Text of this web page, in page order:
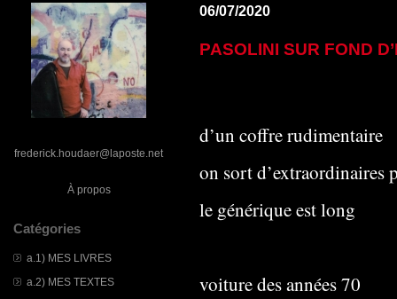
frederick.houdaer@laposte.net
À propos
Catégories
a.1) MES LIVRES
a.2) MES TEXTES
06/07/2020
PASOLINI SUR FOND
d’un coffre rudimentaire
on sort d’extraordinaires
le générique est long
voiture des années 70